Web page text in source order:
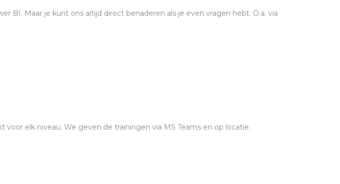
Maar je kunt ons altijd direct benaderen als je even vragen hebt. O.a. via
elk niveau. We geven de trainingen via MS Teams en op locatie.